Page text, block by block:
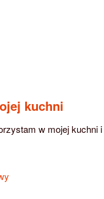
kuchni
w mojej kuchni